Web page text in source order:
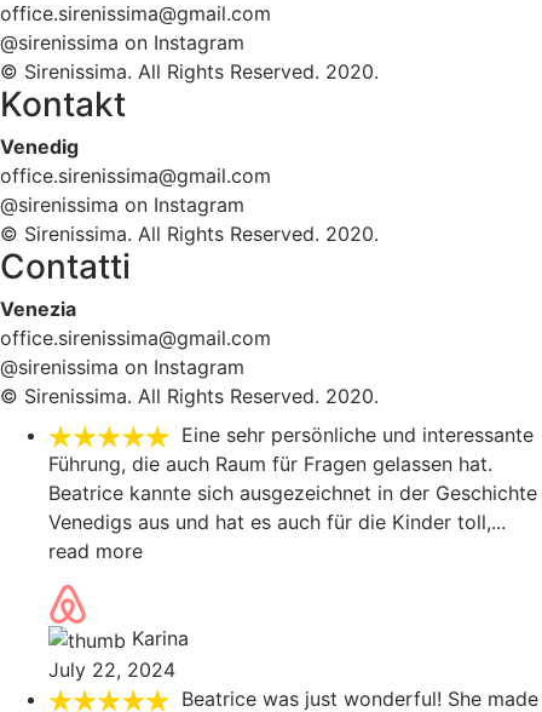
office.sirenissima@gmail.com
@sirenissima on Instagram
© Sirenissima. All Rights Reserved. 2020.
Kontakt
Venedig
office.sirenissima@gmail.com
@sirenissima on Instagram
© Sirenissima. All Rights Reserved. 2020.
Contatti
Venezia
office.sirenissima@gmail.com
@sirenissima on Instagram
© Sirenissima. All Rights Reserved. 2020.
Eine sehr persönliche und interessante
Führung, die auch Raum für Fragen gelassen hat.
Beatrice kannte sich ausgezeichnet in der Geschichte
Venedigs aus und hat es auch für die Kinder toll,...
read more
Karina
July 22, 2024
Beatrice was just wonderful! She made